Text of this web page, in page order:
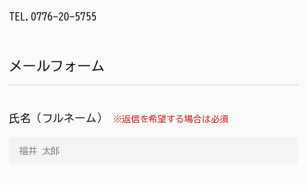
TEL.0776-20-5755
メールフォーム
氏名（フルネーム） ※返信を希望する場合は必須